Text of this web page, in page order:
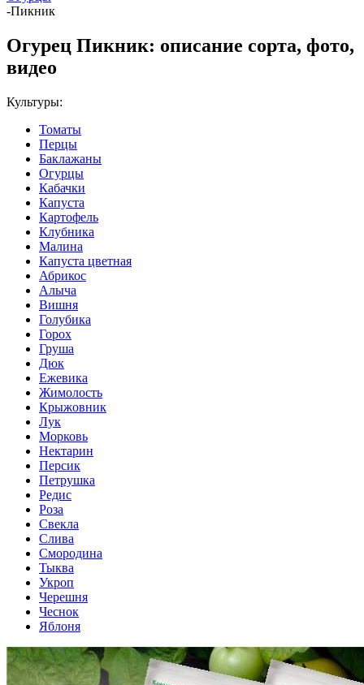
-Пикник
Огурец Пикник: описание сорта, фото,
видео
Культуры:
Томаты
Перцы
Баклажаны
Огурцы
Кабачки
Капуста
Картофель
Клубника
Малина
Капуста цветная
Абрикос
Алыча
Вишня
Голубика
Горох
Груша
Дюк
Ежевика
Жимолость
Крыжовник
Лук
Морковь
Нектарин
Персик
Петрушка
Редис
Роза
Свекла
Слива
Смородина
Тыква
Укроп
Черешня
Чеснок
Яблоня